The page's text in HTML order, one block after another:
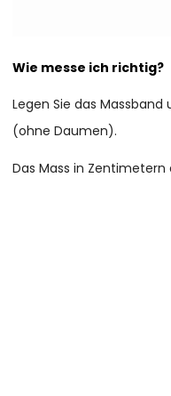
Wie messe ich richtig?
Legen Sie das
(ohne Daumen).
Das Mass in